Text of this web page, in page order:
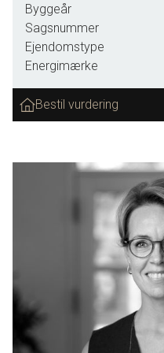
anvendelsesmuligheder.
med en overdækket
foran villaen, hvor der er
trailer og campingvogn.
og havestuen opvarmes
brændeovn til træpiller fra
INDRETNING: I det store
der plads til alle. Her
kreative sysler eller bare
flotte lyse køkken fra HTH
praktisk køkkenø giver
køkkenet er der åbent til
rigtig god plads. Det flotte
rummet på fornemmeste
den mindst lige så
i 2008 med flot klinkegulv,
Byggeår
Sagsnummer
Ejendomstype
Energimærke
Bestil vurdering